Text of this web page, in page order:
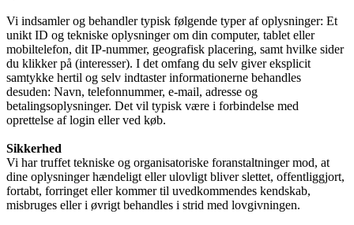
Vi indsamler og behandler typisk følgende typer af oplysninger: Et
unikt ID og tekniske oplysninger om din computer, tablet eller
mobiltelefon, dit IP-nummer, geografisk placering, samt hvilke sider
du klikker på (interesser). I det omfang du selv giver eksplicit
samtykke hertil og selv indtaster informationerne behandles
desuden: Navn, telefonnummer, e-mail, adresse og
betalingsoplysninger. Det vil typisk være i forbindelse med
oprettelse af login eller ved køb.
Sikkerhed
Vi har truffet tekniske og organisatoriske foranstaltninger mod, at
dine oplysninger hændeligt eller ulovligt bliver slettet, offentliggjort,
fortabt, forringet eller kommer til uvedkommendes kendskab,
misbruges eller i øvrigt behandles i strid med lovgivningen.